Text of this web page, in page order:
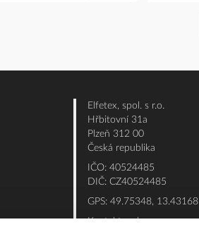
Elfetex, spol. s r.o.
Hřbitovní 31a
Plzeň 312 00
Česká republika
IČO: 40524485
DIČ: CZ40524485
GPS: 49.75348, 13.43168
Kontakt e-shop: